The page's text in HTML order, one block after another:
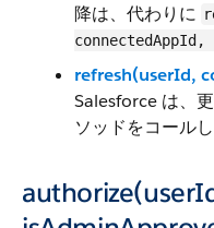
降は、代わりに
refresh(userId,
Salesforce は、
ソッドをコールし